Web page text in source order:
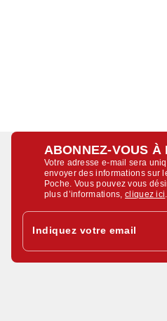
ABONNEZ-VOUS À
Votre adresse e-mail sera
envoyer des informations sur
Poche. Vous pouvez vous
plus d’informations,cliquez ici
Indiquez votre email